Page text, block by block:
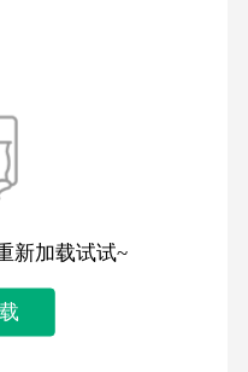
新加载试试~